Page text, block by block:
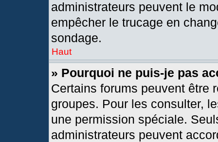
administrateurs peuvent le
empêcher le trucage en
sondage.
Haut
» Pourquoi ne puis-je pas
Certains forums peuvent être
groupes. Pour les consulter,
une permission spéciale.
administrateurs peuvent